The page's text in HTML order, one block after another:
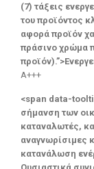
(7) τάξεις
του προϊόντος
αφορά προϊόν
πράσινο χρώμα
A+++
<span data-
σήμανση των
καταναλωτές,
αναγνωρίσιμες
κατανάλωση